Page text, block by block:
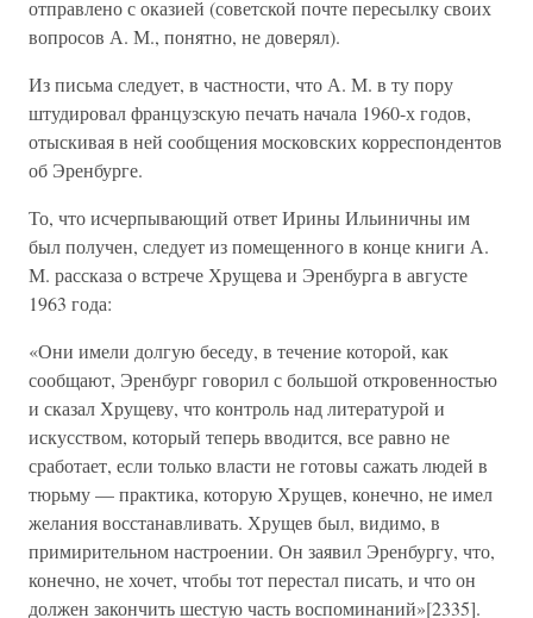
отправлено с оказией (советской почте пересылку своих
вопросов А. М., понятно, не доверял).
Из письма следует, в частности, что А. М. в ту пору
штудировал французскую печать начала 1960-х годов,
отыскивая в ней сообщения московских корреспондентов
об Эренбурге.
То, что исчерпывающий ответ Ирины Ильиничны им
был получен, следует из помещенного в конце книги А.
М. рассказа о встрече Хрущева и Эренбурга в августе
1963 года:
«Они имели долгую беседу, в течение которой, как
сообщают, Эренбург говорил с большой откровенностью
и сказал Хрущеву, что контроль над литературой и
искусством, который теперь вводится, все равно не
сработает, если только власти не готовы сажать людей в
тюрьму — практика, которую Хрущев, конечно, не имел
желания восстанавливать. Хрущев был, видимо, в
примирительном настроении. Он заявил Эренбургу, что,
конечно, не хочет, чтобы тот перестал писать, и что он
должен закончить шестую часть воспоминаний»[2335].